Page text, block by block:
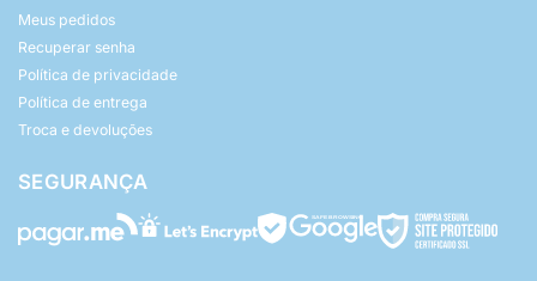
Meus pedidos
Recuperar senha
Política de privacidade
Política de entrega
Troca e devoluções
SEGURANÇA